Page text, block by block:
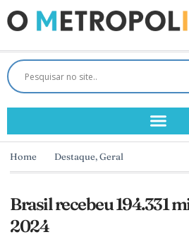
Home Destaque,Geral
Brasil recebeu 194.331
2024